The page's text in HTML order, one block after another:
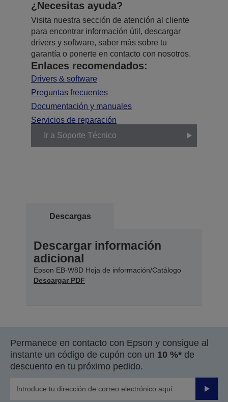
¿Necesitas ayuda?
Visita nuestra sección de atención al cliente
para encontrar información útil, descargar
drivers y software, saber más sobre tu
garantía o ponerte en contacto con nosotros.
Enlaces recomendados:
Drivers & software
Preguntas frecuentes
Documentación y manuales
Servicios de reparación
Ir a Soporte Técnico
Descargas
Descargar información
adicional
Epson EB-W8D Hoja de información/Catálogo
Descargar PDF
Permanece en contacto con Epson y consigue al
instante un código de cupón con un 10 %* de
descuento en tu próximo pedido.
Enviar